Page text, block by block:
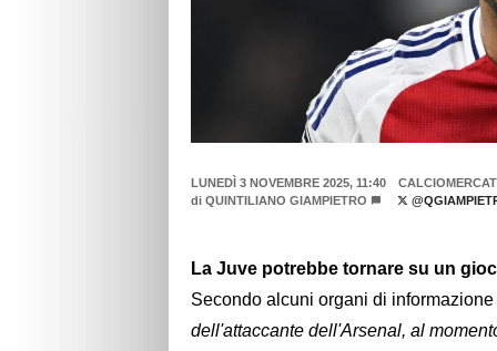
LUNEDÌ 3 NOVEMBRE 2025, 11:40
di QUINTILIANO GIAMPIETRO
La Juve potrebbe tornare su un
Secondo alcuni organi di
dell'attaccante dell'Arsenal, al